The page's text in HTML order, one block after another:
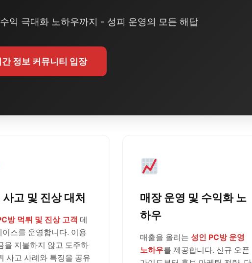
익 극대화 노하우까지 - 성피 운영의 모든 해답
간 정보 커뮤니티 입장
사고 및 진상 대처
방 먹튀 및 진상 고객 데
이스를 운영합니다. 이용
을 지불하지 않고 도주하
사고 사례와 특징을 공유
매장 운영 및 수익화 노
하우
매출을 올리는 성인 PC방 운영
노하우를 제공합니다. 신규 오픈